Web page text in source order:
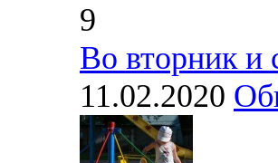
9
Во вторник и
11.02.2020